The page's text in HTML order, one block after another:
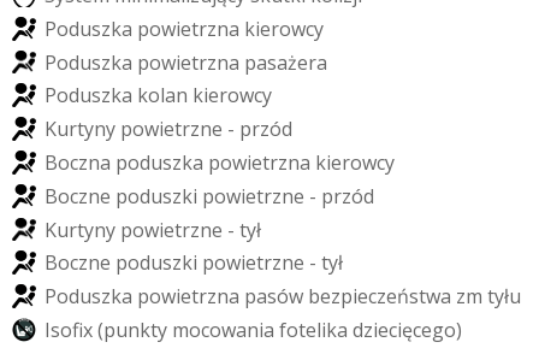
Poduszka powietrzna kierowcy
Poduszka powietrzna pasażera
Poduszka kolan kierowcy
Kurtyny powietrzne - przód
Boczna poduszka powietrzna kierowcy
Boczne poduszki powietrzne - przód
Kurtyny powietrzne - tył
Boczne poduszki powietrzne - tył
Poduszka powietrzna pasów bezpieczeństwa zm tyłu
Isofx(punkty mocowania fotelika dziecięcego)